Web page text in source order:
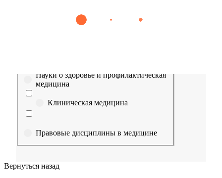
Сестринское дело Эпидемиология Медицинская помощь
Выберите направление
Науки о здоровье и профилактическая
медицина
Клиническая медицина
Правовые дисциплины в медицине
Вернуться назад